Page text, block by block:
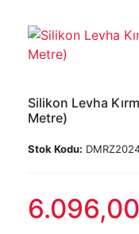
Silikon Levha
Metre)
Stok Kodu: